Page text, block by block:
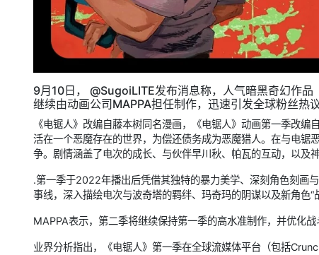
9月10日， @SugoiLITE发布消息称，人气暗黑奇幻作
继续由动画公司MAPPA担任制作，迅速引发全球粉丝热议
《电锯人》改编自藤本树同名漫画，《电锯人》动画第一季改
活在一个恶魔存在的世界，为偿还债务成为恶魔猎人。在与电
争。剧情涵盖了电次的成长、与伙伴早川秋、帕瓦的互动，以及
.第一季于2022年播出后凭借其独特的暴力美学、深刻角色刻画
事线，深入描绘电次与波奇塔的羁绊、玛奇玛的阴谋以及新角色“
MAPPA表示，第二季将继续保持第一季的高水准制作，并优化
业界分析指出，《电锯人》第一季在全球流媒体平台（包括